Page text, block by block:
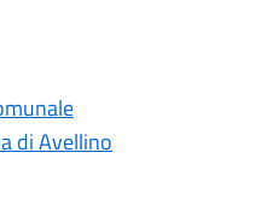
di Avellino